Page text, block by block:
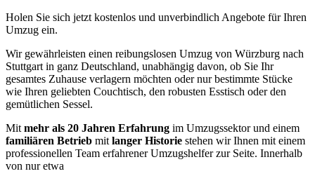
Holen Sie sich jetzt kostenlos und unverbindlich Angebote für Ihren
Umzug ein.
Wir gewährleisten einen reibungslosen Umzug von Würzburg nach
Stuttgart in ganz Deutschland, unabhängig davon, ob Sie Ihr
gesamtes Zuhause verlagern möchten oder nur bestimmte Stücke
wie Ihren geliebten Couchtisch, den robusten Esstisch oder den
gemütlichen Sessel.
Mit mehr als 20 Jahren Erfahrung im Umzugssektor und einem
familiären Betrieb mit langer Historie stehen wir Ihnen mit einem
professionellen Team erfahrener Umzugshelfer zur Seite. Innerhalb
von nur etwa